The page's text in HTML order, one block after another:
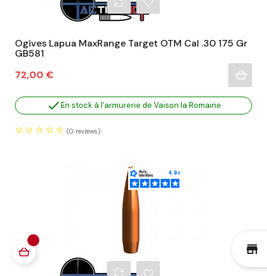
Ogives Lapua MaxRange Target OTM Cal .30 175 Gr
GB581
Prix
72,00 €
En stock à l'armurerie de Vaison la Romaine
(0 reviews)